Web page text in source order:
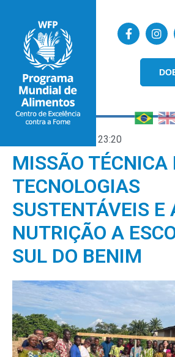
23:20
MISSÃO TÉCNICA
TECNOLOGIAS
SUSTENTÁVEIS E
NUTRIÇÃO A
SUL DO BENIM